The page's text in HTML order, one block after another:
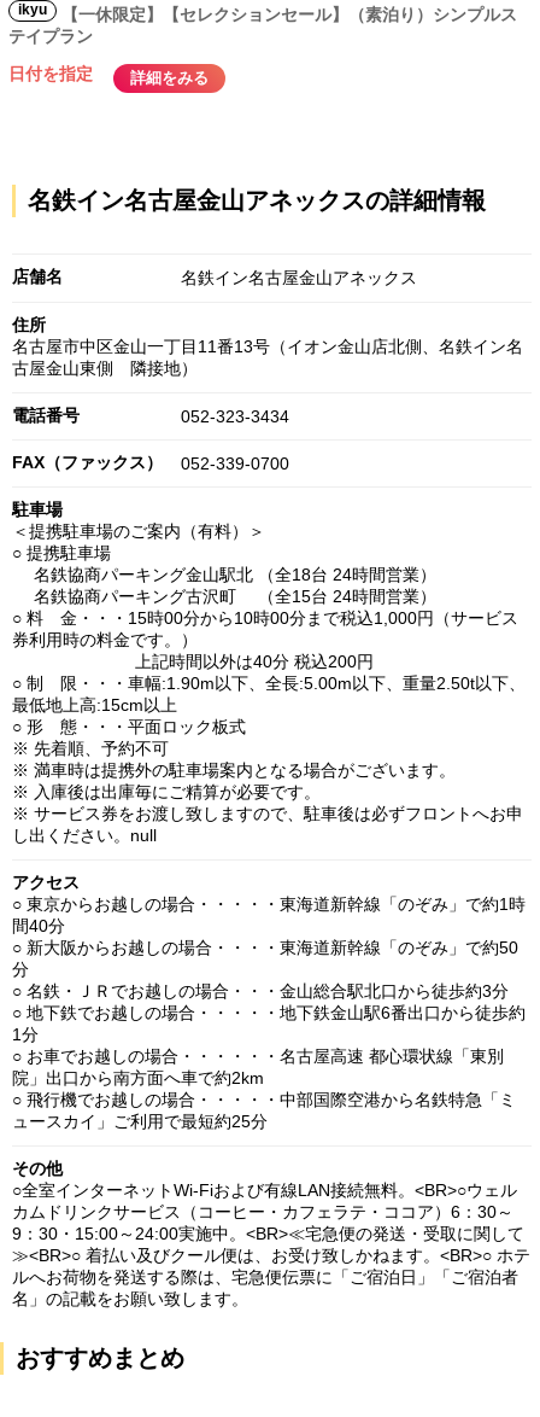
ikyu
【一休限定】【セレクションセール】（素泊り）シンプルス
テイプラン
日付を指定
詳細をみる
名鉄イン名古屋金山アネックスの詳細情報
店舗名 名鉄イン名古屋金山アネックス
住所
名古屋市中区金山一丁目11番13号（イオン金山店北側、名鉄イン名
古屋金山東側 隣接地）
電話番号 052-323-3434
FAX（ファックス） 052-339-0700
駐車場
＜提携駐車場のご案内（有料）＞
○ 提携駐車場
名鉄協商パーキング金山駅北 （全18台 24時間営業）
名鉄協商パーキング古沢町 （全15台 24時間営業）
○ 料 金・・・15時00分から10時00分まで税込1,000円（サービス
券利用時の料金です。）
上記時間以外は40分 税込200円
○ 制 限・・・車幅:1.90m以下、全長:5.00m以下、重量2.50t以下、
最低地上高:15cm以上
○ 形 態・・・平面ロック板式
※ 先着順、予約不可
※ 満車時は提携外の駐車場案内となる場合がございます。
※ 入庫後は出庫毎にご精算が必要です。
※ サービス券をお渡し致しますので、駐車後は必ずフロントへお申
し出ください。null
アクセス
○ 東京からお越しの場合・・・・・東海道新幹線「のぞみ」で約1時
間40分
○ 新大阪からお越しの場合・・・・東海道新幹線「のぞみ」で約50
分
○ 名鉄・ＪＲでお越しの場合・・・金山総合駅北口から徒歩約3分
○ 地下鉄でお越しの場合・・・・・地下鉄金山駅6番出口から徒歩約
1分
○ お車でお越しの場合・・・・・・名古屋高速 都心環状線「東別
院」出口から南方面へ車で約2km
○ 飛行機でお越しの場合・・・・・中部国際空港から名鉄特急「ミ
ュースカイ」ご利用で最短約25分
その他
○全室インターネットWi-Fiおよび有線LAN接続無料。<BR>○ウェル
カムドリンクサービス（コーヒー・カフェラテ・ココア）6：30～
9：30・15:00～24:00実施中。<BR>≪宅急便の発送・受取に関して
≫<BR>○ 着払い及びクール便は、お受け致しかねます。<BR>○ ホテ
ルへお荷物を発送する際は、宅急便伝票に「ご宿泊日」「ご宿泊者
名」の記載をお願い致します。
おすすめまとめ